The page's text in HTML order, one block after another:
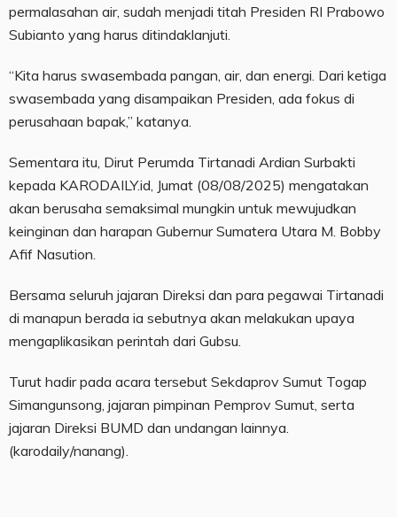
permalasahan air, sudah menjadi titah Presiden RI Prabowo
Subianto yang harus ditindaklanjuti.
“Kita harus swasembada pangan, air, dan energi. Dari ketiga
swasembada yang disampaikan Presiden, ada fokus di
perusahaan bapak,” katanya.
Sementara itu, Dirut Perumda Tirtanadi Ardian Surbakti
kepada KARODAILY.id, Jumat (08/08/2025) mengatakan
akan berusaha semaksimal mungkin untuk mewujudkan
keinginan dan harapan Gubernur Sumatera Utara M. Bobby
Afif Nasution.
Bersama seluruh jajaran Direksi dan para pegawai Tirtanadi
di manapun berada ia sebutnya akan melakukan upaya
mengaplikasikan perintah dari Gubsu.
Turut hadir pada acara tersebut Sekdaprov Sumut Togap
Simangunsong, jajaran pimpinan Pemprov Sumut, serta
jajaran Direksi BUMD dan undangan lainnya.
(karodaily/nanang).